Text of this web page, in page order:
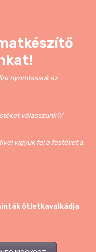
nyomtassuk az
válasszunk?/
vigyük fel a festéket a
ötletkavalkádja